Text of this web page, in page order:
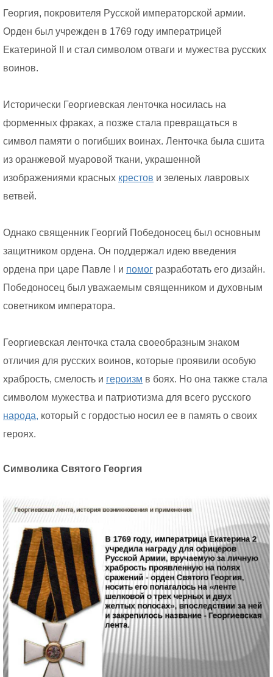
Георгия, покровителя Русской императорской армии.
Орден был учрежден в 1769 году императрицей
Екатериной II и стал символом отваги и мужества русских
воинов.
Исторически Георгиевская ленточка носилась на
форменных фраках, а позже стала превращаться в
символ памяти о погибших воинах. Ленточка была сшита
из оранжевой муаровой ткани, украшенной
изображениями красных крестов и зеленых лавровых
ветвей.
Однако священник Георгий Победоносец был основным
защитником ордена. Он поддержал идею введения
ордена при царе Павле I и помог разработать его дизайн.
Победоносец был уважаемым священником и духовным
советником императора.
Георгиевская ленточка стала своеобразным знаком
отличия для русских воинов, которые проявили особую
храбрость, смелость и героизм в боях. Но она также стала
символом мужества и патриотизма для всего русского
народа, который с гордостью носил ее в память о своих
героях.
Символика Святого Георгия